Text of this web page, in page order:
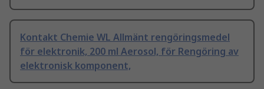
Kontakt Chemie WL Allmänt rengöringsmedel
för elektronik, 200 ml Aerosol, för Rengöring av
elektronisk komponent,